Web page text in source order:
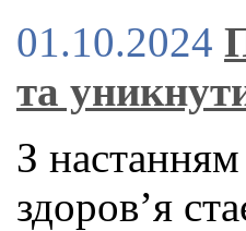
01.10.2024
та
З
здоров’я